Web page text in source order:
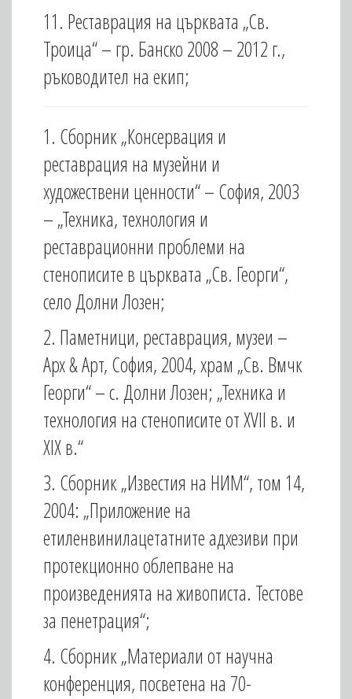
11. Реставрация на църквата „Св.
Троица“ – гр. Банско 2008 – 2012 г.,
ръководител на екип;
1. Сборник „Консервация и
реставрация на музейни и
художествени ценности“ – София, 2003
– „Техника, технология и
реставрационни проблеми на
стенописите в църквата „Св. Георги“,
село Долни Лозен;
2. Паметници, реставрация, музеи –
Арх & Арт, София, 2004, храм „Св. Вмчк
Георги“ – с. Долни Лозен; „Техника и
технология на стенописите от XVII в. и
XIX в.“
3. Сборник „Известия на НИМ“, том 14,
2004: „Приложение на
етиленвинилацетатните адхезиви при
протекционно облепване на
произведенията на живописта. Тестове
за пенетрация“;
4. Сборник „Материали от научна
конференция, посветена на 70-